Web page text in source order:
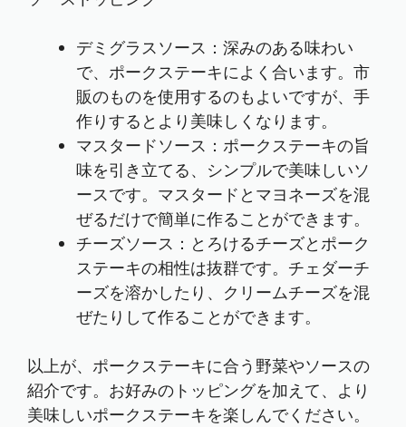
デミグラスソース：深みのある味わい
で、ポークステーキによく合います。市
販のものを使用するのもよいですが、手
作りするとより美味しくなります。
マスタードソース：ポークステーキの旨
味を引き立てる、シンプルで美味しいソ
ースです。マスタードとマヨネーズを混
ぜるだけで簡単に作ることができます。
チーズソース：とろけるチーズとポーク
ステーキの相性は抜群です。チェダーチ
ーズを溶かしたり、クリームチーズを混
ぜたりして作ることができます。
以上が、ポークステーキに合う野菜やソースの
紹介です。お好みのトッピングを加えて、より
美味しいポークステーキを楽しんでください。